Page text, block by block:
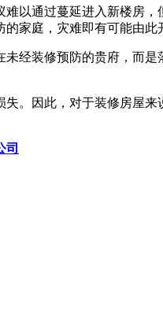
以通过蔓延进入新楼房，
家庭，灾难即有可能由此
经装修预防的贵府，而
。因此，对于装修房屋
司